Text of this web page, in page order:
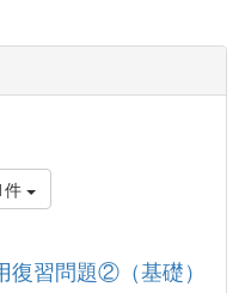
件
復習問題②（基礎）